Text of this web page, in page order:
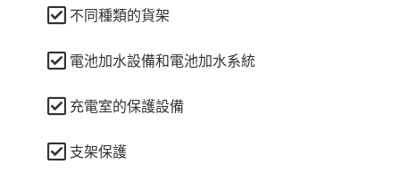
不同種類的貨架
電池加水設備和電池加水系統
充電室的保護設備
支架保護